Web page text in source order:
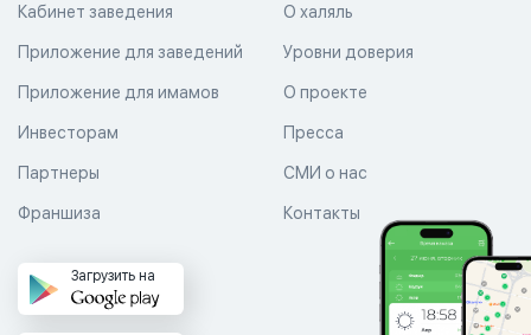
О халяль
Уровни доверия
Кабинет заведения
Приложение для заведений
Приложение для имамов О проекте
Пресса
СМИ о нас
Контакты
Инвесторам
Партнеры
Франшиза
Загрузить на